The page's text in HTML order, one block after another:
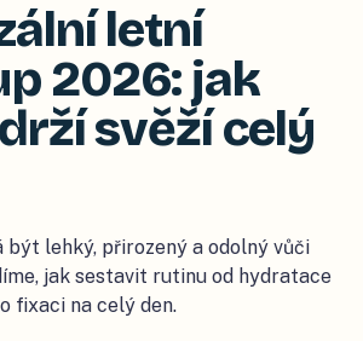
letní
2026: jak
svěží celý
být lehký, přirozený a odolný vůči
jak sestavit rutinu od hydratace
fixaci na celý den.